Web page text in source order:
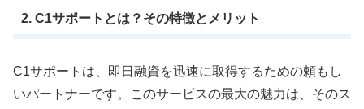
2. C1サポートとは？その特徴とメリット
C1サポートは、即日融資を迅速に取得するための頼もし
いパートナーです。このサービスの最大の魅力は、そのス